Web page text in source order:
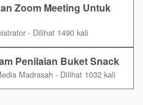
Zoom Meeting Untuk
- Dilihat 1490 kali
Penilaian Buket Snack
Madrasah - Dilihat 1032 kali